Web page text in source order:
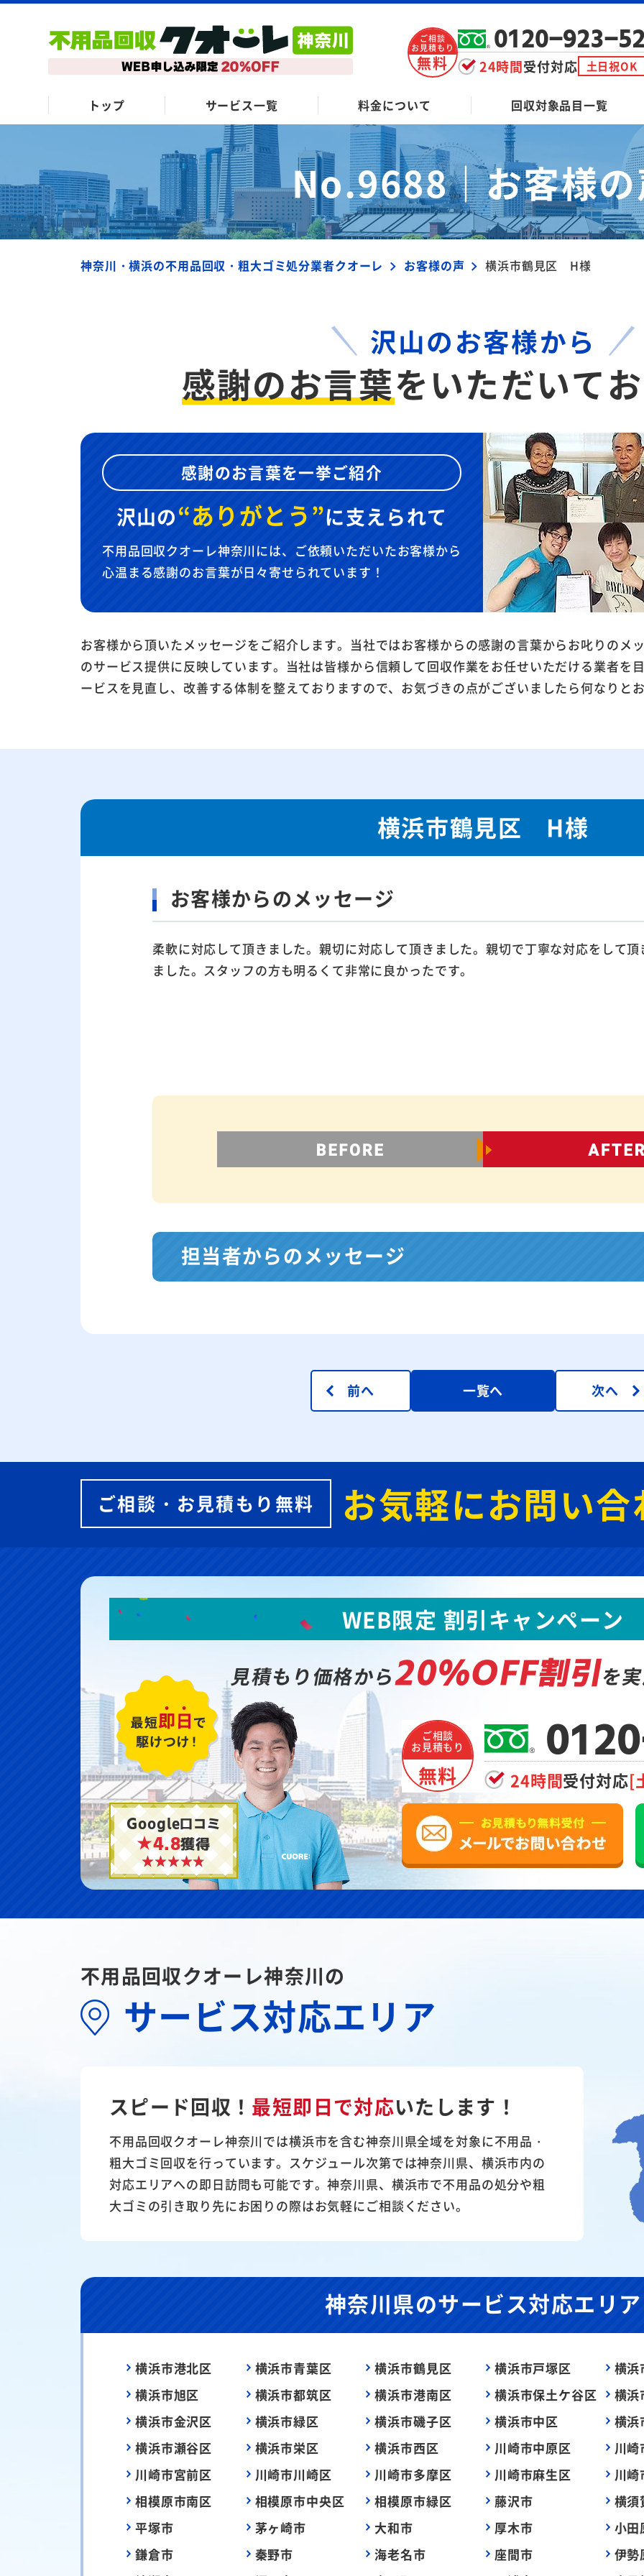
ご相談
お見積もり
無料
0120-923-
24時間受付対応 土日祝OK
トップ サービス一覧 料金について 回収対象品目一覧
No.9688｜お客様
神奈川・横浜の不用品回収・粗大ゴミ処分業者クオーレ お客様の声 横浜市鶴見区 H様
沢山のお客様から
感謝のお言葉をいただいて
感謝のお言葉を一挙ご紹介
沢山の“ありがとう”に支えられて
不用品回収クオーレ神奈川には、ご依頼いただいたお客様から
心温まる感謝のお言葉が日々寄せられています！
お客様から頂いたメッセージをご紹介します。当社ではお客様からの感謝の言葉からお叱りのメ
のサービス提供に反映しています。当社は皆様から信頼して回収作業をお任せいただける業者を
ービスを見直し、改善する体制を整えておりますので、お気づきの点がございましたら何なりと
横浜市鶴見区 H様
お客様からのメッセージ
柔軟に対応して頂きました。親切に対応して頂きました。親切で丁寧な対応をして頂
ました。スタッフの方も明るくて非常に良かったです。
担当者からのメッセージ
前へ 一覧へ 次へ
ご相談・お見積もり無料 お気軽にお問い
Google口コミ
★4.8獲得
WEB限定 割引キャンペーン
見積もり価格から20%OFF割引を
ご相談
お見積もり
無料 24時間受付対応[
不用品回収クオーレ神奈川の
サービス対応エリア
スピード回収！ 最短即日で対応いたします！
不用品回収クオーレ神奈川では横浜市を含む神奈川県全域を対象に不用品・
粗大ゴミ回収を行っています。スケジュール次第では神奈川県、横浜市内の
対応エリアへの即日訪問も可能です。神奈川県、横浜市で不用品の処分や粗
大ゴミの引き取り先にお困りの際はお気軽にご相談ください。
神奈川県のサービス対応エリア
横浜市港北区 横浜市青葉区 横浜市鶴見区 横浜市戸塚区
横浜
横浜市旭区
横浜市都筑区 横浜市港南区 横浜市保土ケ谷区
横浜
横浜市金沢区
横浜市緑区 横浜市磯子区 横浜市中区
横浜
横浜市瀬谷区
横浜市栄区 横浜市西区 川崎市中原区
川
川崎市宮前区
川崎市川崎区 川崎市多摩区 川崎市麻生区
川
相模原市南区
相模原市中央区 相模原市緑区 藤沢市
横須
平塚市
茅ヶ崎市 大和市 厚木市
小田
鎌倉市
秦野市 海老名市 座間市
伊勢